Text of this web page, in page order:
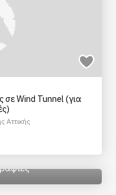
Wind Tunnel (για
Αττικής